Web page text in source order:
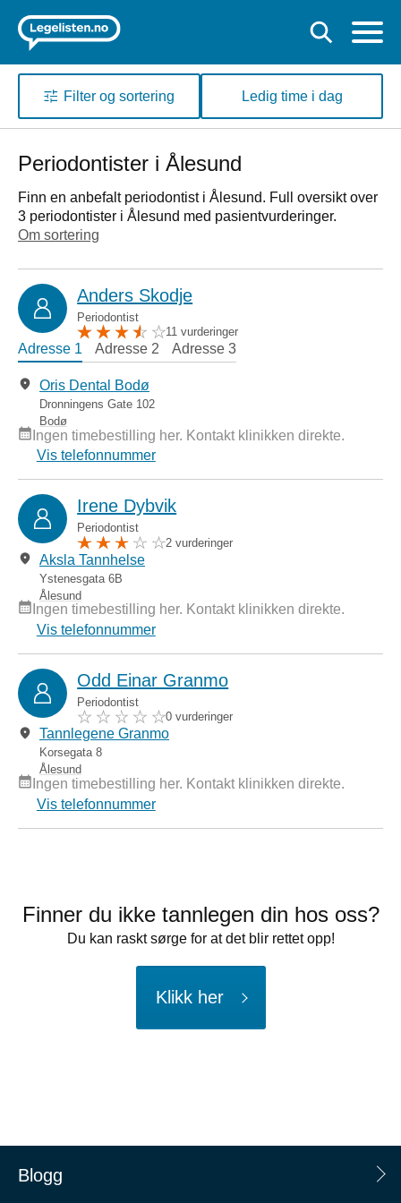
Filter og sortering Ledig time i dag
Periodontister i Ålesund
Finn en anbefalt periodontist i Ålesund. Full oversikt over
3 periodontister i Ålesund med pasientvurderinger.
Om sortering
Anders Skodje
Periodontist
11 vurderinger
Adresse 1 Adresse 2 Adresse 3
Oris Dental Bodø
Dronningens Gate 102
Bodø
Ingen timebestilling her. Kontakt klinikken direkte.
Vis telefonnummer
Irene Dybvik
Periodontist
2 vurderinger
Aksla Tannhelse
Ystenesgata 6B
Ålesund
Ingen timebestilling her. Kontakt klinikken direkte.
Vis telefonnummer
Odd Einar Granmo
Periodontist
0 vurderinger
Tannlegene Granmo
Korsegata 8
Ålesund
Ingen timebestilling her. Kontakt klinikken direkte.
Vis telefonnummer
Finner du ikke tannlegen din hos oss?
Du kan raskt sørge for at det blir rettet opp!
Klikk her
Blogg